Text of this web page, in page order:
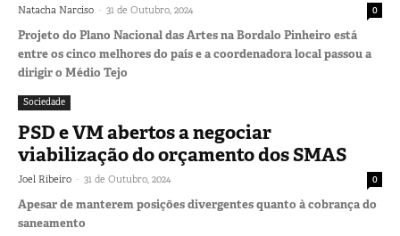
Natacha Narciso - 31 de Outubro, 2024 0
Projeto do Plano Nacional das Artes na Bordalo Pinheiro está
entre os cinco melhores do país e a coordenadora local passou a
dirigir o Médio Tejo
Sociedade
PSD e VM abertos a negociar
viabilização do orçamento dos SMAS
Joel Ribeiro - 31 de Outubro, 2024 0
Apesar de manterem posições divergentes quanto à cobrança do
saneamento